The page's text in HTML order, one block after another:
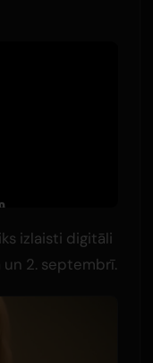
izlaisti digitāli
un 2. septembrī.